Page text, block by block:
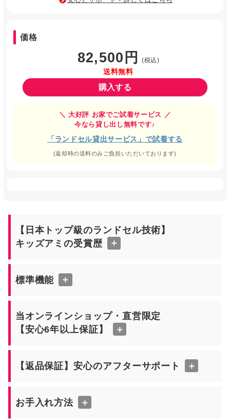
価格
82,500円 (税込)
送料無料
購入する
＼ 大好評 お家でご試着サービス ／
今なら貸し出し無料です♪
「ランドセル貸出サービス」で試着する
(返却時の送料のみご負担いただいております)
【日本トップ級のランドセル技術】
キッズアミの受賞歴
＋
標準機能 ＋
当オンラインショップ・直営限定
【安心6年以上保証】
＋
【返品保証】安心のアフターサポート ＋
お手入れ方法 ＋